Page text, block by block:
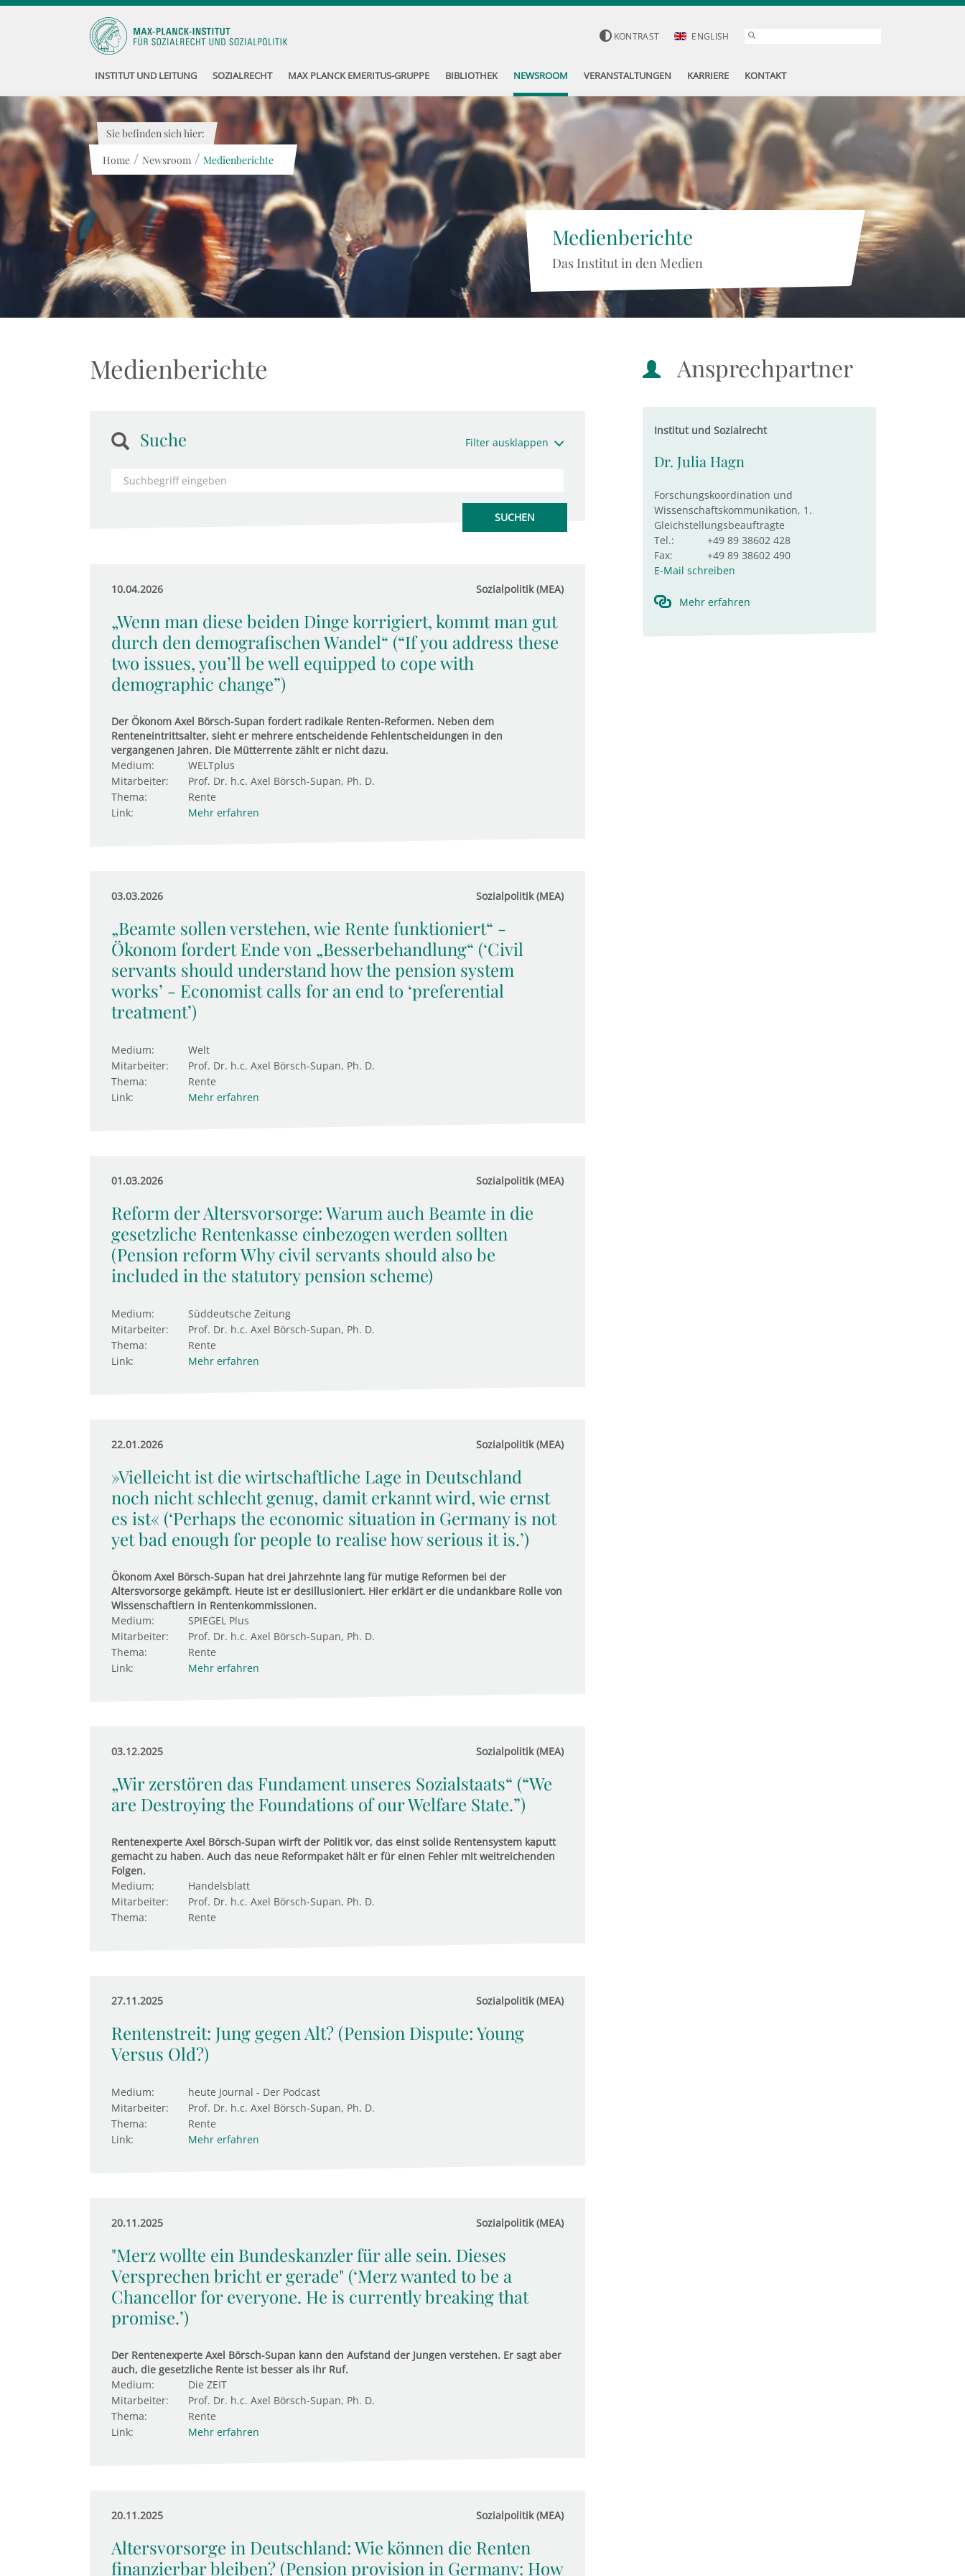
KONTRAST ENGLISH
INSTITUT UND LEITUNG SOZIALRECHT MAX PLANCK EMERITUS-GRUPPE BIBLIOTHEK NEWSROOM VERANSTALTUNGEN KARRIERE KONTAKT
Medienberichte
Das Institut in den Medien
Sie befinden sich hier:
Home / Newsroom / Medienberichte
Medienberichte
Suche Filter ausklappen
10.04.2026 Sozialpolitik (MEA)
„Wenn man diese beiden Dinge korrigiert, kommt man gut
durch den demografischen Wandel“ (“If you address these
two issues, you’ll be well equipped to cope with
demographic change”)
Der Ökonom Axel Börsch-Supan fordert radikale Renten-Reformen. Neben dem
Renteneintrittsalter, sieht er mehrere entscheidende Fehlentscheidungen in den
vergangenen Jahren. Die Mütterrente zählt er nicht dazu.
Medium:
WELTplus
Mitarbeiter:
Prof. Dr. h.c. Axel Börsch-Supan, Ph. D.
Thema:
Rente
Link:
Mehr erfahren
03.03.2026 Sozialpolitik (MEA)
„Beamte sollen verstehen, wie Rente funktioniert“ -
Ökonom fordert Ende von „Besserbehandlung“ (‘Civil
servants should understand how the pension system
works’ - Economist calls for an end to ‘preferential
treatment’)
Medium:
Welt
Mitarbeiter:
Prof. Dr. h.c. Axel Börsch-Supan, Ph. D.
Thema:
Rente
Link:
Mehr erfahren
01.03.2026 Sozialpolitik (MEA)
Reform der Altersvorsorge: Warum auch Beamte in die
gesetzliche Rentenkasse einbezogen werden sollten
(Pension reform Why civil servants should also be
included in the statutory pension scheme)
Medium:
Süddeutsche Zeitung
Mitarbeiter:
Prof. Dr. h.c. Axel Börsch-Supan, Ph. D.
Thema:
Rente
Link:
Mehr erfahren
22.01.2026 Sozialpolitik (MEA)
»Vielleicht ist die wirtschaftliche Lage in Deutschland
noch nicht schlecht genug, damit erkannt wird, wie ernst
es ist« (‘Perhaps the economic situation in Germany is not
yet bad enough for people to realise how serious it is.’)
Ökonom Axel Börsch-Supan hat drei Jahrzehnte lang für mutige Reformen bei der
Altersvorsorge gekämpft. Heute ist er desillusioniert. Hier erklärt er die undankbare Rolle von
Wissenschaftlern in Rentenkommissionen.
Medium:
SPIEGEL Plus
Mitarbeiter:
Prof. Dr. h.c. Axel Börsch-Supan, Ph. D.
Thema:
Rente
Link:
Mehr erfahren
03.12.2025 Sozialpolitik (MEA)
„Wir zerstören das Fundament unseres Sozialstaats“ (“We
are Destroying the Foundations of our Welfare State.”)
Rentenexperte Axel Börsch-Supan wirft der Politik vor, das einst solide Rentensystem kaputt
gemacht zu haben. Auch das neue Reformpaket hält er für einen Fehler mit weitreichenden
Folgen.
Medium:
Handelsblatt
Mitarbeiter:
Prof. Dr. h.c. Axel Börsch-Supan, Ph. D.
Thema:
Rente
27.11.2025 Sozialpolitik (MEA)
Rentenstreit: Jung gegen Alt? (Pension Dispute: Young
Versus Old?)
Medium:
heute Journal - Der Podcast
Mitarbeiter:
Prof. Dr. h.c. Axel Börsch-Supan, Ph. D.
Thema:
Rente
Link:
Mehr erfahren
20.11.2025 Sozialpolitik (MEA)
"Merz wollte ein Bundeskanzler für alle sein. Dieses
Versprechen bricht er gerade" (‘Merz wanted to be a
Chancellor for everyone. He is currently breaking that
promise.’)
Der Rentenexperte Axel Börsch-Supan kann den Aufstand der Jungen verstehen. Er sagt aber
auch, die gesetzliche Rente ist besser als ihr Ruf.
Medium:
Die ZEIT
Mitarbeiter:
Prof. Dr. h.c. Axel Börsch-Supan, Ph. D.
Thema:
Rente
Link:
Mehr erfahren
20.11.2025 Sozialpolitik (MEA)
Altersvorsorge in Deutschland: Wie können die Renten
finanzierbar bleiben? (Pension provision in Germany: How
Ansprechpartner
Institut und Sozialrecht
Dr. Julia Hagn
Forschungskoordination und
Wissenschaftskommunikation, 1.
Gleichstellungsbeauftragte
Tel.:
+49 89 38602 428
Fax:
+49 89 38602 490
E-Mail schreiben
Mehr erfahren